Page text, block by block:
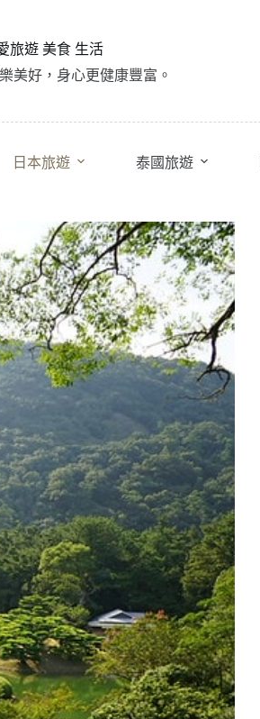
旅遊 美食 生活
美好，身心更健康豐富。
日本旅遊 泰國旅遊